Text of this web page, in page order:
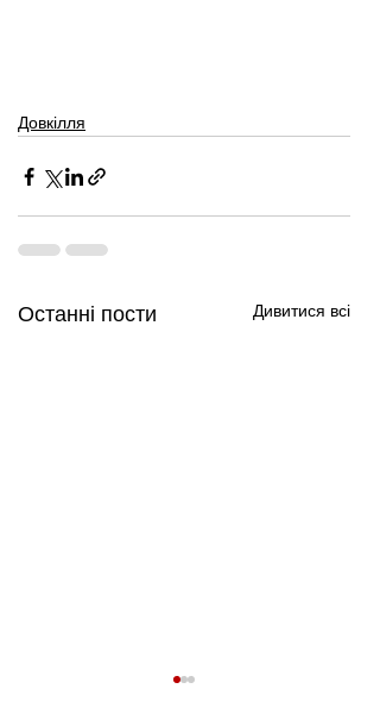
Довкілля
Останні пости Дивитися всі